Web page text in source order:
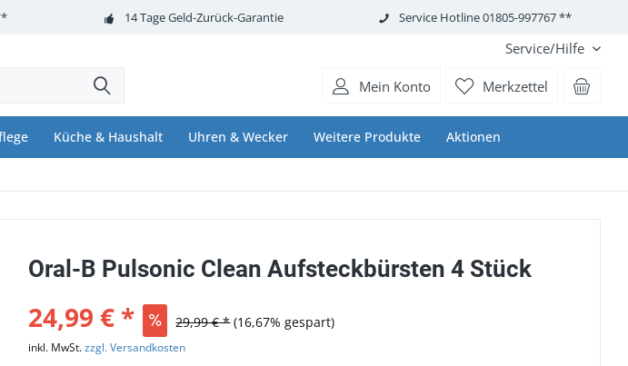
14 Tage Geld-Zurück-Garantie Service Hotline 01805-997767 **
Service/Hilfe
Merkzettel
Mein Konto
Küche & Haushalt Uhren & Wecker Weitere Produkte Aktionen
Oral-B Pulsonic Clean Aufsteckbürsten 4 Stück
24,99 € * 29,99 € * (16,67% gespart)
inkl. MwSt.zzgl. Versandkosten